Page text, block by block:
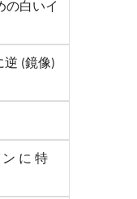
の白いイ
逆 (鏡像)
に 特